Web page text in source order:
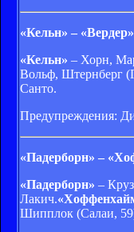
«Кельн» –
«Кельн» – Хорн,
Вольф, Штернберг
Санто.
Предупреждения:
«Падерборн» –
«Падерборн» –
Лакич.
Шипплок (Салаи,